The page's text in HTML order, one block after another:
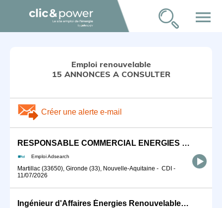
menu
Emploi renouvelable
15 ANNONCES A CONSULTER
Créer une alerte e-mail
RESPONSABLE COMMERCIAL ENERGIES RENOUVELABLES (H/F)
Emploi Adsearch
Martillac (33650), Gironde (33), Nouvelle-Aquitaine - CDI -
11/07/2026
Ingénieur d'Affaires Énergies Renouvelables (H/F)